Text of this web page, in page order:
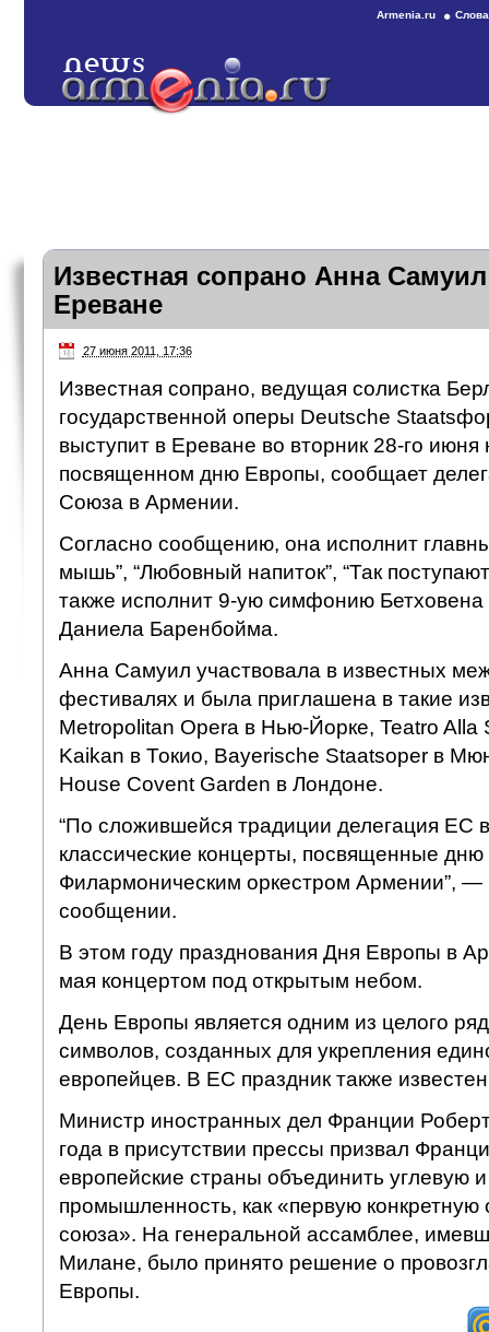
Armenia.ru
Известная сопрано Анна
Ереване
27 июня 2011, 17:36
Известная сопрано, ведущая солистка
государственной оперы Deutsche
выступит в Ереване во вторник 28-го июня
посвященном дню Европы, сообщает
Союза в Армении.
Согласно сообщению, она исполнит
мышь”, “Любовный напиток”, “Так
также исполнит 9-ую симфонию Бетховена
Даниела Баренбойма.
Анна Самуил участвовала в известных
фестивалях и была приглашена в такие
Metropolitan Opera в Нью-Йорке, Teatro
Kaikan в Токио, Bayerische Staatsoper в
House Covent Garden в Лондоне.
“По сложившейся традиции делегация ЕС
классические концерты, посвященные
Филармоническим оркестром Армении”, —
сообщении.
В этом году празднования Дня Европы в
мая концертом под открытым небом.
День Европы является одним из целого
символов, созданных для укрепления
европейцев. В ЕС праздник также
Министр иностранных дел Франции
года в присутствии прессы призвал
европейские страны объединить углевую
промышленность, как «первую конкретную
союза». На генеральной ассамблее,
Милане, было принято решение о
Европы.